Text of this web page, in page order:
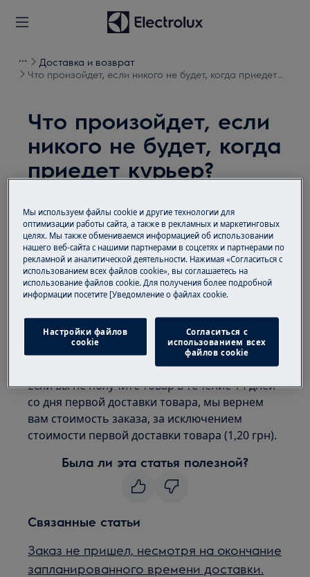
Доставка и возврат
Что произойдет, если никого не будет, когда приедет
Что произойдет, если
никого не будет, когда
приедет курьер?
Что произойдет, если никого не будет, когда
приедет курьер?
Решение
Курьер свяжется с вами дополнительно,
чтобы повторить доставку. Товар временно
будет передан на склад Новой почты. Вам
будет необходимо оплатить повторную
доставку согласно тарифам службы доставки.
Если вы не получите товар в течение 14 дней
со дня первой доставки товара, мы вернем
вам стоимость заказа, за исключением
стоимости первой доставки товара (1,20 грн).
Была ли эта статья полезной?
Связанные статьи
Заказ не пришел, несмотря на окончание
запланированного времени доставки.
Мы используем файлы cookie и другие технологии для
оптимизации работы сайта, а также в рекламных и маркетинговых
целях. Мы также обмениваемся информацией об использовании
нашего веб-сайта с нашими партнерами в соцсетях и партнерами по
рекламной и аналитической деятельности. Нажимая «Согласиться с
использованием всех файлов cookie», вы соглашаетесь на
использование файлов cookie. Для получения более подробной
информации посетите [Уведомление о файлах cookie.
Настройки файлов
cookie
Согласиться с
использованием всех
файлов cookie